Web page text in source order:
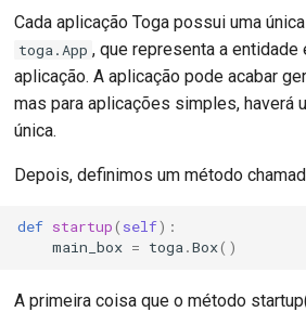
Cada aplicação Toga possui uma
toga.App , que representa a entidade
aplicação. A aplicação pode acabar
mas para aplicações simples, haverá
única.
Depois, definimos um método
def startup( self):
main_box = toga.Box()
A primeira coisa que o método